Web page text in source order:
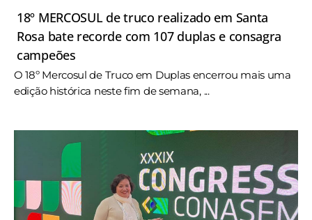
18º MERCOSUL de truco realizado em Santa
Rosa bate recorde com 107 duplas e consagra
campeões
O 18º Mercosul de Truco em Duplas encerrou mais uma
edição histórica neste fim de semana, ...